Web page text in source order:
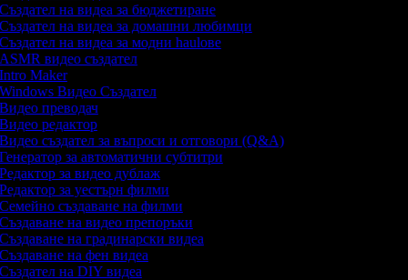
на видеа за бюджетиране
на видеа за домашни любимци
на видеа за модни haulове
видео създател
Maker
Видео Създател
преводач
редактор
създател за въпроси и отговори (Q&A)
за автоматични субтитри
за видео дублаж
за уестърн филми
създаване на филми
на видео препоръки
на градинарски видеа
на фен видеа
на DIY видеа